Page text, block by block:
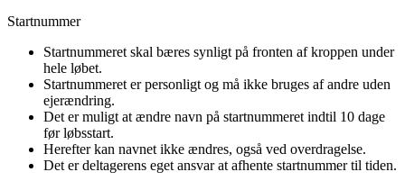
Startnummer
Startnummeret skal bæres synligt på fronten af kroppen under
hele løbet.
Startnummeret er personligt og må ikke bruges af andre uden
ejerændring.
Det er muligt at ændre navn på startnummeret indtil 10 dage
før løbsstart.
Herefter kan navnet ikke ændres, også ved overdragelse.
Det er deltagerens eget ansvar at afhente startnummer til tiden.